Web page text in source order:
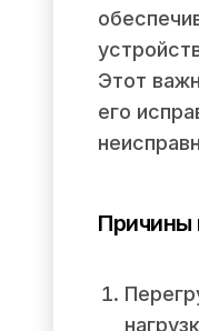
Этот
его
Причины